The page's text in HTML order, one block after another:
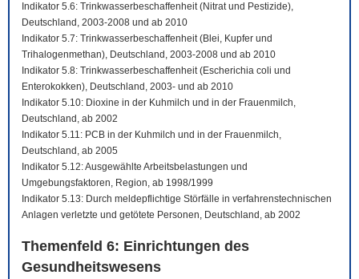
Indikator 5.6: Trinkwasserbeschaffenheit (Nitrat und Pestizide),
Deutschland, 2003-2008 und ab 2010
Indikator 5.7: Trinkwasserbeschaffenheit (Blei, Kupfer und
Trihalogenmethan), Deutschland, 2003-2008 und ab 2010
Indikator 5.8: Trinkwasserbeschaffenheit (Escherichia coli und
Enterokokken), Deutschland, 2003- und ab 2010
Indikator 5.10: Dioxine in der Kuhmilch und in der Frauenmilch,
Deutschland, ab 2002
Indikator 5.11: PCB in der Kuhmilch und in der Frauenmilch,
Deutschland, ab 2005
Indikator 5.12: Ausgewählte Arbeitsbelastungen und
Umgebungsfaktoren, Region, ab 1998/1999
Indikator 5.13: Durch meldepflichtige Störfälle in verfahrenstechnischen
Anlagen verletzte und getötete Personen, Deutschland, ab 2002
Themenfeld 6: Einrichtungen des
Gesundheitswesens